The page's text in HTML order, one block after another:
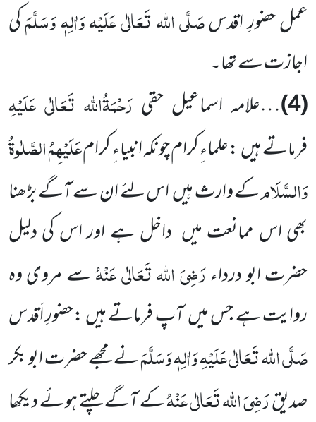
عمل حضورِ اقدسصَلَّی اللہ تَعَالٰی عَلَیْہ وَاٰلِہٖ وَسَلَّمَکی
اجازت سے تھا۔
(4) …علامہ اسماعیل حقی رَحْمَۃُاللہ تَعَالٰی عَلَیْہِ
فرماتے ہیں :علماءِ کرام چونکہ انبیاءِ کرامعَلَیْہِمُ الصَّلٰوۃُ
وَالسَّلَامکے وارث ہیں اس لئے ان سے آگے بڑھنا
بھی اس ممانعت میں داخل ہے اور اس کی دلیل
حضرت ابو درداءرَضِیَ اللہ تَعَالٰی عَنْہُسے مروی وہ
روایت ہے جس میں آپ فرماتے ہیں :حضورِ اَقدس
صَلَّی اللہ تَعَالٰی عَلَیْہِ وَاٰلِہٖ وَسَلَّمَنے مجھے حضرت ابو بکر
صدیقرَضِیَ اللہ تَعَالٰی عَنْہُکے آگے چلتے ہوئے دیکھا